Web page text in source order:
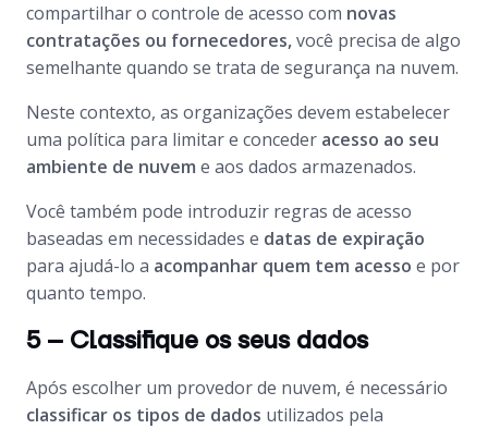
compartilhar o controle de acesso com novas
contratações ou fornecedores,você precisa de algo
semelhante quando se trata de segurança na nuvem.
Neste contexto, as organizações devem estabelecer
uma política para limitar e conceder acesso ao seu
ambiente de nuvem e aos dados armazenados.
Você também pode introduzir regras de acesso
baseadas em necessidades e datas de expiração
para ajudá-lo a acompanhar quem tem acesso e por
quanto tempo.
5 – Classifique os seus dados
Após escolher um provedor de nuvem, é necessário
classificar os tipos de dados utilizados pela